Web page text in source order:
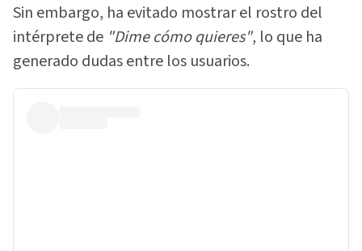
Sin embargo, ha evitado mostrar el rostro del
intérprete de "Dime cómo quieres", lo que ha
generado dudas entre los usuarios.